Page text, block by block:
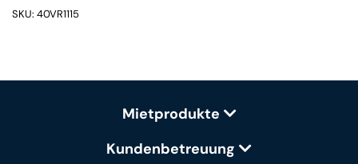
SKU: 40VR1115
Mietprodukte
Kundenbetreuung